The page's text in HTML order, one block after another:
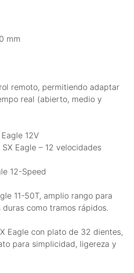
mm
remoto, permitiendo adaptar
real (abierto, medio y
12V
Eagle – 12 velocidades
12-Speed
11-50T, amplio rango para
como tramos rápidos.
Eagle con plato de 32 dientes,
para simplicidad, ligereza y